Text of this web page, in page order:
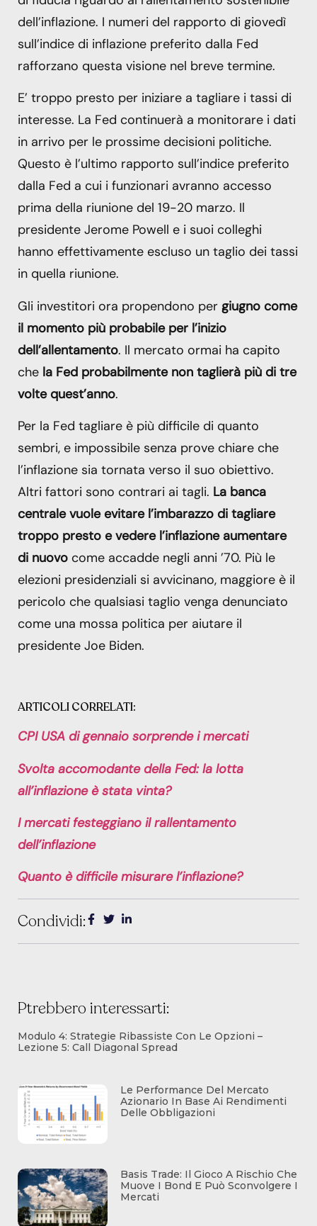
dell’inflazione. I numeri del rapporto di giovedì
sull’indice di inflazione preferito dalla Fed
rafforzano questa visione nel breve termine.
E’ troppo presto per iniziare a tagliare i tassi di
interesse. La Fed continuerà a monitorare i dati
in arrivo per le prossime decisioni politiche.
Questo è l’ultimo rapporto sull’indice preferito
dalla Fed a cui i funzionari avranno accesso
prima della riunione del 19-20 marzo. Il
presidente Jerome Powell e i suoi colleghi
hanno effettivamente escluso un taglio dei tassi
in quella riunione.
Gli investitori ora propendono per giugno come
il momento più probabile per l’inizio
dell’allentamento. Il mercato ormai ha capito
che la Fed probabilmente non taglierà più di tre
volte quest’anno.
Per la Fed tagliare è più difficile di quanto
sembri, e impossibile senza prove chiare che
l’inflazione sia tornata verso il suo obiettivo.
Altri fattori sono contrari ai tagli. La banca
centrale vuole evitare l’imbarazzo di tagliare
troppo presto e vedere l’inflazione aumentare
di nuovo come accadde negli anni ’70. Più le
elezioni presidenziali si avvicinano, maggiore è il
pericolo che qualsiasi taglio venga denunciato
come una mossa politica per aiutare il
presidente Joe Biden.
ARTICOLI CORRELATI:
CPI USA di gennaio sorprende i mercati
Svolta accomodante della Fed: la lotta
all’inflazione è stata vinta?
I mercati festeggiano il rallentamento
dell’inflazione
Quanto è difficile misurare l’inflazione?
Condividi:
Ptrebbero interessarti:
Modulo 4: Strategie Ribassiste Con Le Opzioni –
Lezione 5: Call Diagonal Spread
Le Performance Del Mercato
Azionario In Base Ai Rendimenti
Delle Obbligazioni
Basis Trade: Il Gioco A Rischio Che
Muove I Bond E Può Sconvolgere I
Mercati